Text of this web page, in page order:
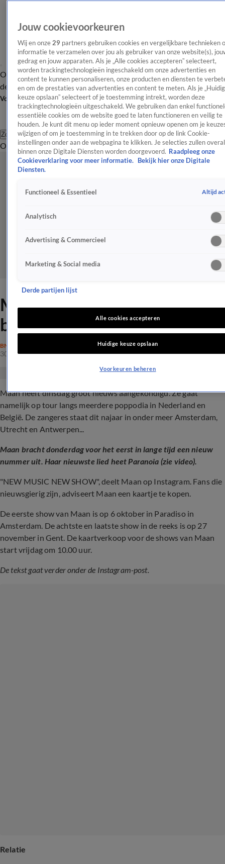
OverzichtAfleveringen Entertainment TV Algemeen
Tip
de redactieNieuwsbrief
Volg Shownieuws
Zoeken
OverzichtEntertainmentSpraakmakendRealityCrimeVideo's
Maan doet grote
bekendmaking na radiostilte
BN'ERS
30 apr 2024, 17:34
Maan heeft dinsdag groot nieuws aangekondigd. Ze gaat
namelijk op tour langs meerdere poppodia in Nederland en
België. De zangeres staat dit najaar in onder meer Amsterdam,
Utrecht en Antwerpen...
Maan bracht donderdag voor het eerst in lange tijd een nieuw
nummer uit. Haar nieuwste lied heet Paranoia (zie video).
"NEW MUSIC NEW SHOW", deelt Maan op Instagram. Fans die
nieuwsgierig zijn, adviseert Maan een kaartje te kopen.
De eerste show van Maan is op 6 oktober in Paradiso in
Amsterdam. De achtste en laatste show in de reeks is op 27
november in Gent. De kaartverkoop voor de shows van Maan
start vrijdag om 10.00 uur.
De tekst gaat verder onder de Instagram-post.
Relatie
Jouw cookievoorkeuren
Wij en onze 29 partners gebruiken cookies en vergelijkbare technieken
informatie te verzamelen over jou als gebruiker van onze website(s),
gedrag en jouw apparaten. Als je „Alle cookies accepteren” selecteert,
worden trackingtechnologieën ingeschakeld om onze advertenties en
content te kunnen personaliseren, onze producten en diensten te
en om de prestaties van advertenties en content te meten. Als je
keuze opslaan” selecteert of je toestemming intrekt, worden deze
trackingtechnologieën uitgeschakeld. We gebruiken dan enkel
essentiële cookies om de website goed te laten functioneren en veilig te
houden. Je kunt dit menu op ieder moment opnieuw openen om je
wijzigen of om je toestemming in te trekken door op de link Cookie-
instellingen onder aan de webpagina te klikken. Je selecties zullen overal
binnen onze Digitale Diensten worden doorgevoerd. Raadpleeg onze
Cookieverklaring voor meer informatie.
Bekijk hier onze Digitale
Diensten.
Functioneel & Essentieel Altijd
Analytisch
Advertising & Commercieel
Marketing & Social media
Derde partijen lijst
Alle cookies accepteren
Huidige keuze opslaan
Voorkeuren beheren